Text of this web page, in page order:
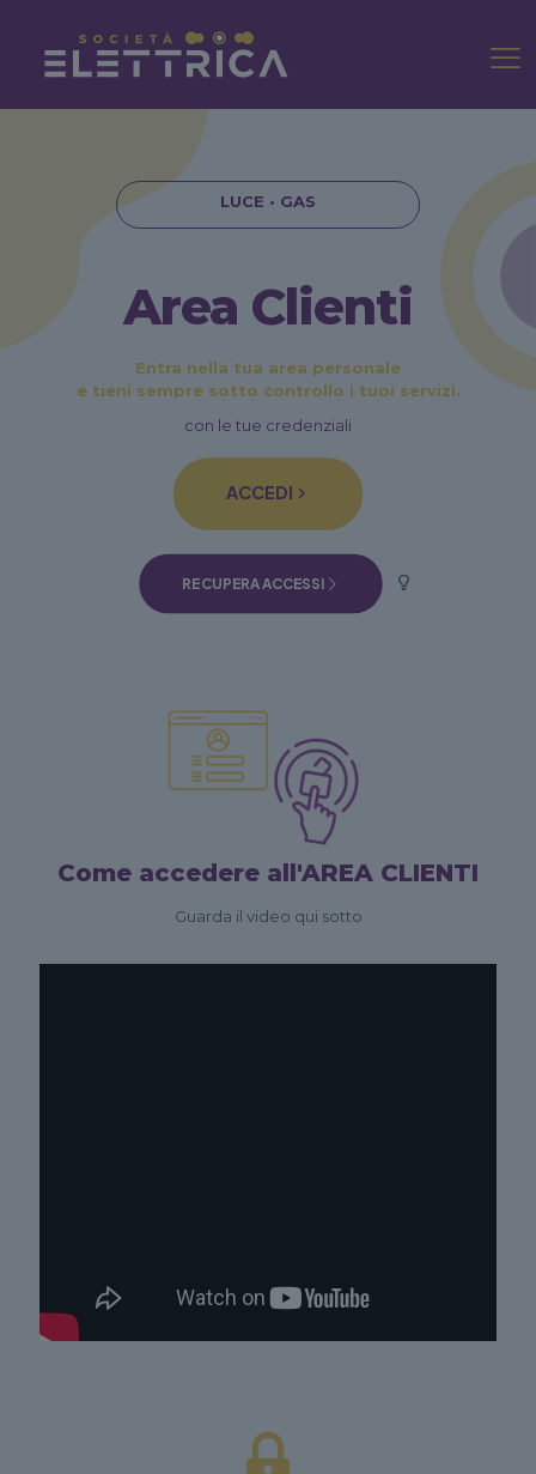
LUCE • GAS
Area Clienti
Entra nella tua area personale
e tieni sempre sotto controllo i tuoi servizi.
con le tue credenziali
ACCEDI
RECUPERA ACCESSI
Come accedere all'AREA CLIENTI
Guarda il video qui sotto